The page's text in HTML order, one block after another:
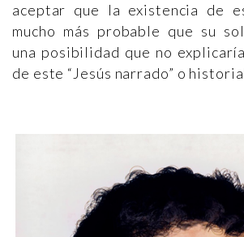
aceptar que la existencia de
mucho más probable que su
una posibilidad que no
de este “Jesús narrado” o